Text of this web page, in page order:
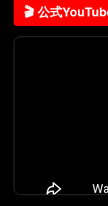
🎬 公式